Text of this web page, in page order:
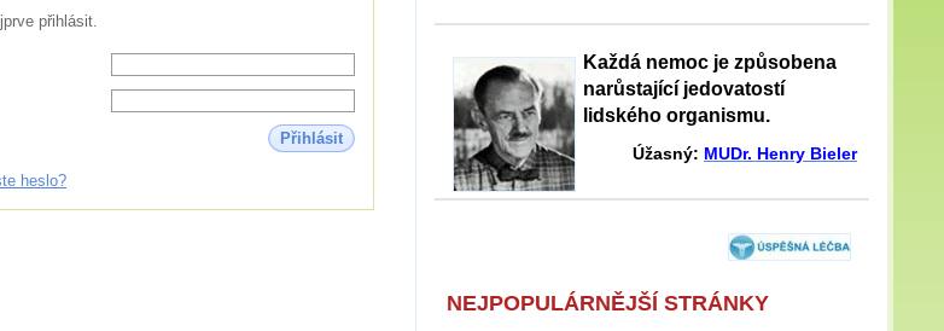
přihlásit.
Přihlásit
heslo?
Každá nemoc je způsobena
narůstající jedovatostí
lidského organismu.
Úžasný: MUDr. Henry Bieler
NEJPOPULÁRNĚJŠÍ STRÁNKY